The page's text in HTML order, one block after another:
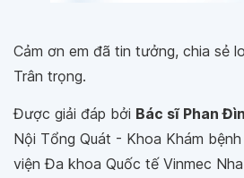
Cảm ơn em đã tin tưởng, chia sẻ
Trân trọng.
Được giải đáp bởi Bác sĩ Phan
Nội Tổng Quát - Khoa Khám
viện Đa khoa Quốc tế Vinmec